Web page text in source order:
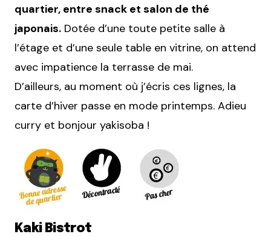
quartier, entre snack et salon de thé
japonais. Dotée d’une toute petite salle à
l’étage et d’une seule table en vitrine, on attend
avec impatience la terrasse de mai.
D’ailleurs, au moment où j’écris ces lignes, la
carte d’hiver passe en mode printemps. Adieu
curry et bonjour yakisoba !
Kaki Bistrot